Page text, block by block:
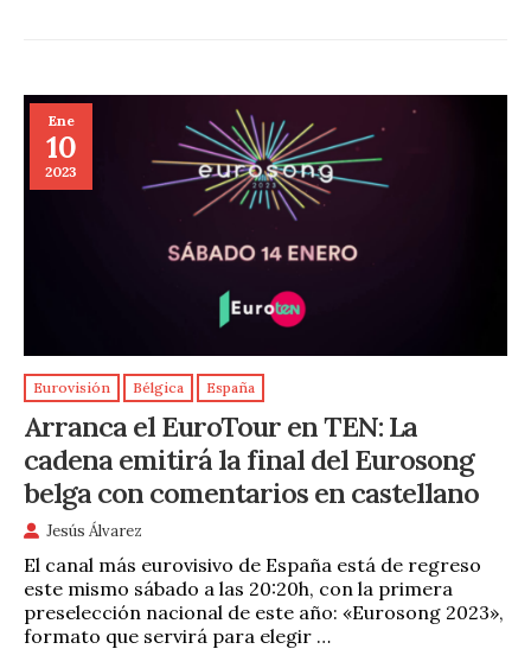
Ene
10
2023
Eurovisión Bélgica España
Arranca el EuroTour en TEN: La
cadena emitirá la final del Eurosong
belga con comentarios en castellano
Jesús Álvarez
El canal más eurovisivo de España está de regreso
este mismo sábado a las 20:20h, con la primera
preselección nacional de este año: «Eurosong 2023»,
formato que servirá para elegir …